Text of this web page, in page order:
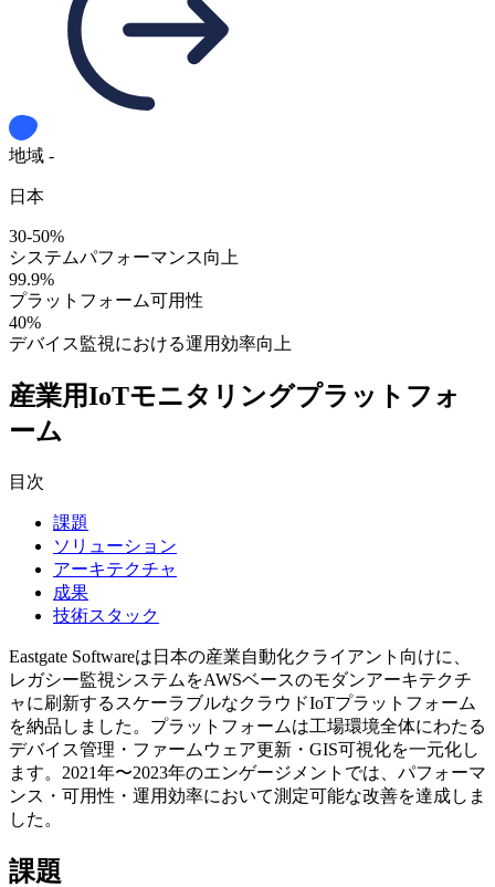
地域 -
日本
30-50%
システムパフォーマンス向上
99.9%
プラットフォーム可用性
40%
デバイス監視における運用効率向上
産業用IoTモニタリングプラットフォ
ーム
目次
課題
ソリューション
アーキテクチャ
成果
技術スタック
Eastgate Softwareは日本の産業自動化クライアント向けに、
レガシー監視システムをAWSベースのモダンアーキテクチ
ャに刷新するスケーラブルなクラウドIoTプラットフォーム
を納品しました。プラットフォームは工場環境全体にわたる
デバイス管理・ファームウェア更新・GIS可視化を一元化し
ます。2021年〜2023年のエンゲージメントでは、パフォーマ
ンス・可用性・運用効率において測定可能な改善を達成しま
した。
課題